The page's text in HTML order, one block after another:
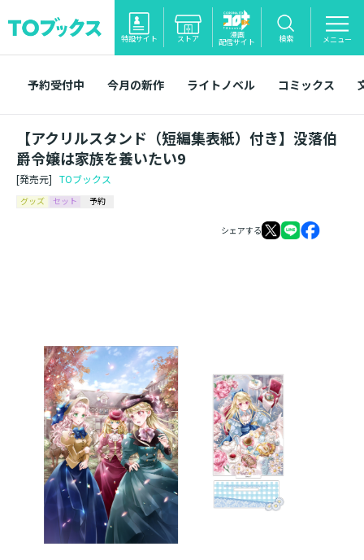
特設サイト ストア 漫画
配信サイト 検索 メニュー
予約受付中 今月の新作 ライトノベル コミックス
【アクリルスタンド（短編集表紙）付き】没落伯
爵令嬢は家族を養いたい9
[発売元] TOブックス
グッズ セット 予約
シェアする